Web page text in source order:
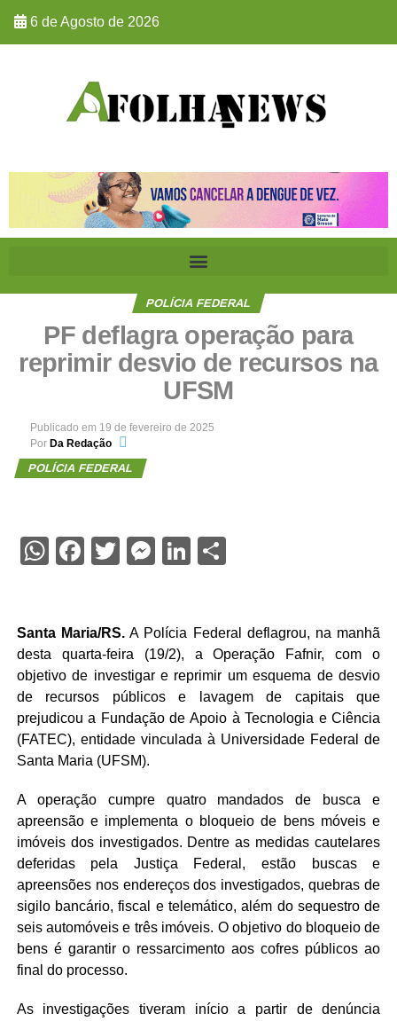
6 de Agosto de 2026
POLÍCIA FEDERAL
PF deflagra operação para
reprimir desvio de recursos na
UFSM
Publicado em 19 de fevereiro de 2025
Por Da Redação
POLÍCIA FEDERAL
WhatsApp
Facebook
Twitter
Messenger
LinkedIn
Share
Santa Maria/RS.A Polícia Federal deflagrou, na manhã
desta quarta-feira (19/2), a Operação Fafnir, com o
objetivo de investigar e reprimir um esquema de desvio
de recursos públicos e lavagem de capitais que
prejudicou a Fundação de Apoio à Tecnologia e Ciência
(FATEC), entidade vinculada à Universidade Federal de
Santa Maria (UFSM).
A operação cumpre quatro mandados de busca e
apreensão e implementa o bloqueio de bens móveis e
imóveis dos investigados. Dentre as medidas cautelares
deferidas pela Justiça Federal, estão buscas e
apreensões nos endereços dos investigados, quebras de
sigilo bancário, fiscal e telemático, além do sequestro de
seis automóveis e três imóveis. O objetivo do bloqueio de
bens é garantir o ressarcimento aos cofres públicos ao
final do processo.
As investigações tiveram início a partir de denúncia